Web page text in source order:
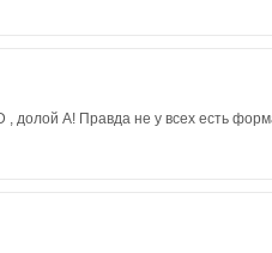
, долой А! Правда не у всех есть